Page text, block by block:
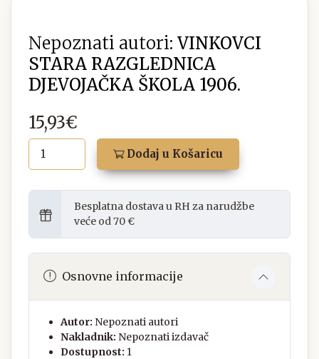
Nepoznati autori: VINKOVCI
STARA RAZGLEDNICA
DJEVOJAČKA ŠKOLA 1906.
15,93€
Dodaj u Košaricu
Besplatna dostava u RH za narudžbe
veće od 70 €
Osnovne informacije
Autor: Nepoznati autori
Nakladnik: Nepoznati izdavač
Dostupnost: 1